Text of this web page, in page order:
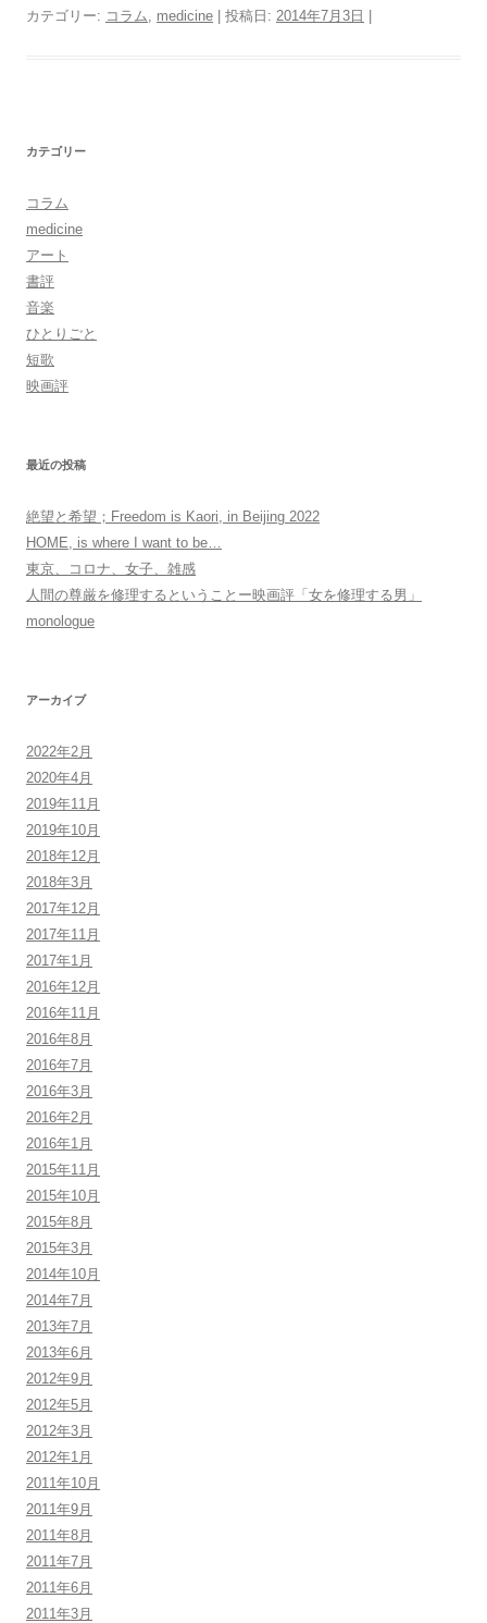
カテゴリー: コラム medicine | 投稿日: 2014年7月3日
カテゴリー
コラム
medicine
アート
書評
音楽
ひとりごと
短歌
映画評
最近の投稿
絶望と希望；Freedom is Kaori, in Beijing 2022
HOME, is where I want to be…
東京、コロナ、女子、雑感
人間の尊厳を修理するということー映画評「女を修理する男」
monologue
アーカイブ
2022年2月
2020年4月
2019年11月
2019年10月
2018年12月
2018年3月
2017年12月
2017年11月
2017年1月
2016年12月
2016年11月
2016年8月
2016年7月
2016年3月
2016年2月
2016年1月
2015年11月
2015年10月
2015年8月
2015年3月
2014年10月
2014年7月
2013年7月
2013年6月
2012年9月
2012年5月
2012年3月
2012年1月
2011年10月
2011年9月
2011年8月
2011年7月
2011年6月
2011年3月